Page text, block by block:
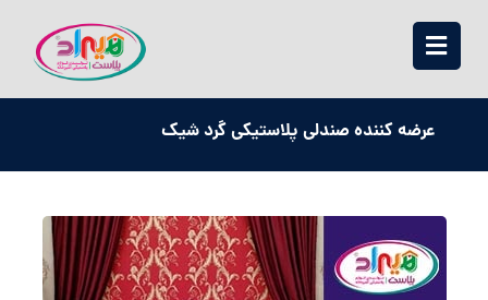
عرضه کننده صندلی پلاستیکی گرد شیک